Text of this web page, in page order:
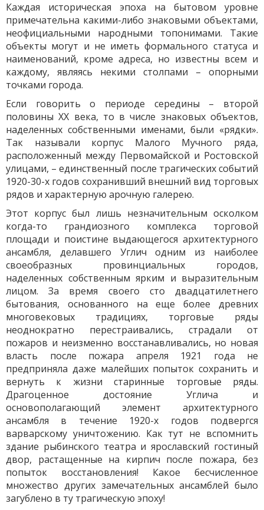
Каждая историческая эпоха на бытовом уровне
примечательна какими-либо знаковыми объектами,
неофициальными народными топонимами. Такие
объекты могут и не иметь формального статуса и
наименований, кроме адреса, но известны всем и
каждому, являясь некими столпами – опорными
точками города.
Если говорить о периоде середины – второй
половины ХХ века, то в числе знаковых объектов,
наделенных собственными именами, были «рядки».
Так называли корпус Малого Мучного ряда,
расположенный между Первомайской и Ростовской
улицами, – единственный после трагических событий
1920-30-х годов сохранивший внешний вид торговых
рядов и характерную арочную галерею.
Этот корпус был лишь незначительным осколком
когда-то грандиозного комплекса торговой
площади и поистине выдающегося архитектурного
ансамбля, делавшего Углич одним из наиболее
своеобразных провинциальных городов,
наделенных собственным ярким и выразительным
лицом. За время своего сто двадцатилетнего
бытования, основанного на еще более древних
многовековых традициях, торговые ряды
неоднократно перестраивались, страдали от
пожаров и неизменно восстанавливались, но новая
власть после пожара апреля 1921 года не
предприняла даже малейших попыток сохранить и
вернуть к жизни старинные торговые ряды.
Драгоценное достояние Углича и
основополагающий элемент архитектурного
ансамбля в течение 1920-х годов подвергся
варварскому уничтожению. Как тут не вспомнить
здание рыбинского театра и ярославский гостиный
двор, растащенные на кирпич после пожара, без
попыток восстановления! Какое бесчисленное
множество других замечательных ансамблей было
загублено в ту трагическую эпоху!